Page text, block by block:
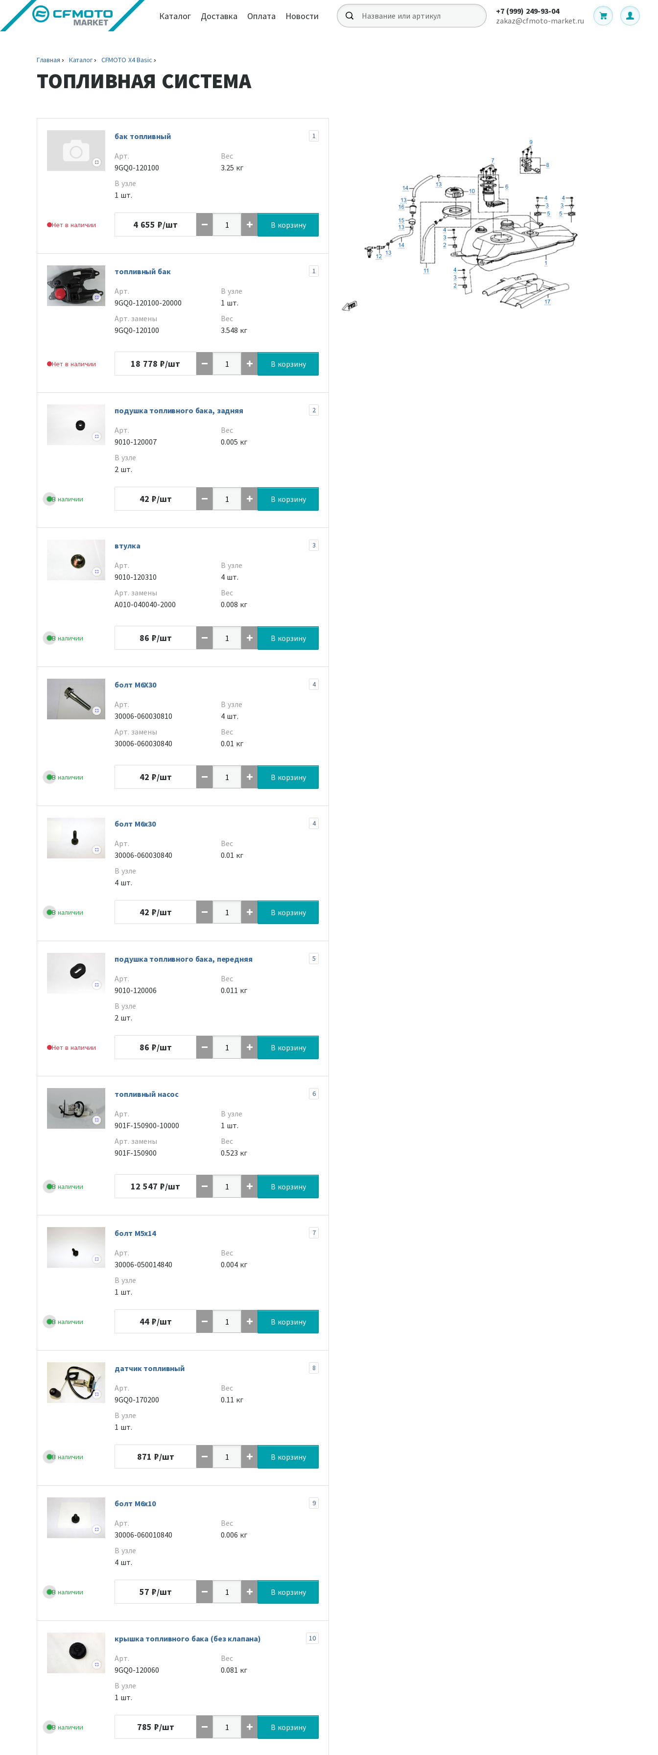
Каталог Доставка Оплата Новости
+7 (999) 249-93-04
zakaz@cfmoto-market.ru
Главная Каталог CFMOTO X4 Basic
ТОПЛИВНАЯ СИСТЕМА
Нет в наличии
бак топливный 1
Арт.
9GQ0-120100
В узле
1 шт.
Вес
3.25 кг
4 655 ₽/шт В корзину
Нет в наличии
топливный бак 1
Арт.
9GQ0-120100-20000
Арт. замены
9GQ0-120100
В узле
1 шт.
Вес
3.548 кг
18 778 ₽/шт В корзину
В наличии
подушка топливного бака, задняя 2
Арт.
9010-120007
В узле
2 шт.
Вес
0.005 кг
42 ₽/шт В корзину
В наличии
втулка 3
Арт.
9010-120310
Арт. замены
A010-040040-2000
В узле
4 шт.
Вес
0.008 кг
86 ₽/шт В корзину
В наличии
болт M6X30 4
Арт.
30006-060030810
Арт. замены
30006-060030840
В узле
4 шт.
Вес
0.01 кг
42 ₽/шт В корзину
В наличии
болт М6х30 4
Арт.
30006-060030840
В узле
4 шт.
Вес
0.01 кг
42 ₽/шт В корзину
Нет в наличии
подушка топливного бака, передняя 5
Арт.
9010-120006
В узле
2 шт.
Вес
0.011 кг
86 ₽/шт В корзину
В наличии
топливный насос 6
Арт.
901F-150900-10000
Арт. замены
901F-150900
В узле
1 шт.
Вес
0.523 кг
12 547 ₽/шт В корзину
В наличии
болт М5х14 7
Арт.
30006-050014840
В узле
1 шт.
Вес
0.004 кг
44 ₽/шт В корзину
В наличии
датчик топливный 8
Арт.
9GQ0-170200
В узле
1 шт.
Вес
0.11 кг
871 ₽/шт В корзину
В наличии
болт M6x10 9
Арт.
30006-060010840
В узле
4 шт.
Вес
0.006 кг
57 ₽/шт В корзину
В наличии
крышка топливного бака (без клапана) 10
Арт.
9GQ0-120060
В узле
1 шт.
Вес
0.081 кг
785 ₽/шт В корзину